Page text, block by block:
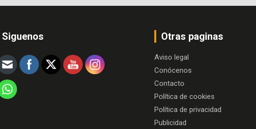
Siguenos Otras paginas
Aviso legal
Conócenos
Contacto
Política de cookies
Política de privacidad
Publicidad